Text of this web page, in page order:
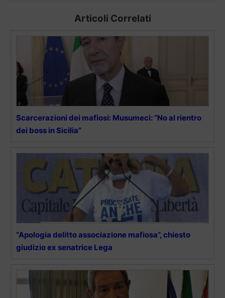
Articoli Correlati
Scarcerazioni dei mafiosi: Musumeci: “No al rientro
dei boss in Sicilia”
“Apologia delitto associazione mafiosa”, chiesto
giudizio ex senatrice Lega